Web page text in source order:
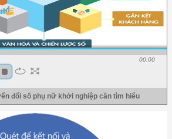
00:00
đổi số phụ nữ khởi nghiệp cần tìm hiểu